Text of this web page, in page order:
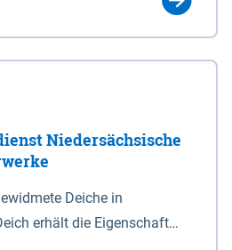
Niedersächsische
Deiche in
erhält die Eigenschaft